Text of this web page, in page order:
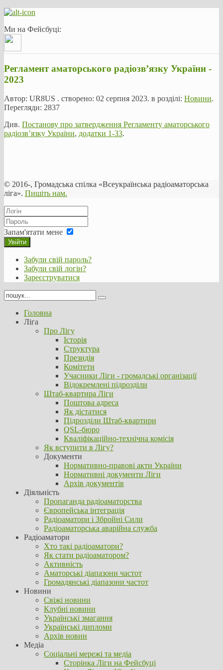
Ми на Фейсбуці:
Регламент аматорського радіозв’язку України -
2023
Автор: UR8US . створено: 02 серпня 2023. в розділі: Новини.
Перегляди: 2837
Див. Постанову про затвердження Регламенту аматорського
радіозв’язку України, додатки 1-33.
© 2016-, Громадська спілка «Всеукраїнська радіоаматорська
ліга». Пишіть нам.
Запам'ятати мене
Увійти
Забули свій пароль?
Забули свій логін?
Зареєструватися
Головна
Ліга
Про Лігу
Історія
Структура
Президія
Комітети
Учасники Ліги - громадські організації
Відокремлені підрозділи
Штаб-квартира Ліги
Поштова адреса
Як дістатися
Підрозділи Штаб-квартири
QSL-бюро
Кваліфікаційно-технічна комісія
Як вступити в Лігу?
Документи
Нормативно-правові акти України
Нормативні документи Ліги
Архів документів
Діяльність
Пропаганда радіоаматорства
Європейська інтеграція
Радіоаматори і Збройні Сили
Радіоаматорська аварійна служба
Радіоаматори
Хто такі радіоаматори?
Як стати радiоаматором?
Активність
Аматорські діапазони частот
Громадянські діапазони частот
Новини
Свіжі новини
Клубні новини
Українські змагання
Українські дипломи
Архів новин
Медіа
Соціальні мережі та медіа
Сторінка Ліги на Фейсбуці